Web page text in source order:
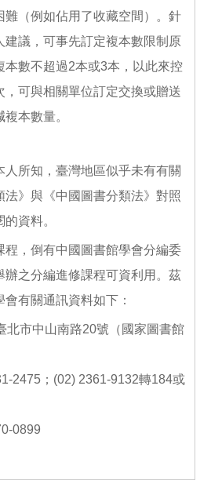
難（例如佔用了收藏空間）。針
建議，可事先訂定複本數限制原
本數不超過2本或3本，以此來控
，可與相關單位訂定交換或贈送
本數量。
人所知，臺灣地區似乎未有有關
法》與《中國圖書分類法》對照
資料。
程，倒有中國圖書館學會分編委
辦之分編進修課程可資利用。茲
有關通訊資料如下：
北市中山南路20號（國家圖書館
2475；(02) 2361-9132轉184或
0899